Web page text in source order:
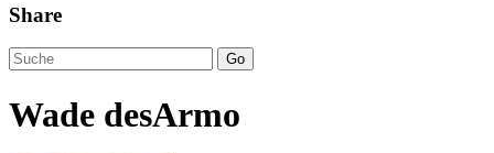
Share
Go
Wade desArmo